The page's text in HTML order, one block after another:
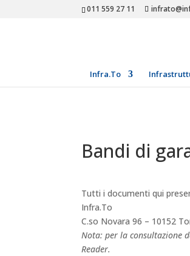
011 559 27 11
Infra.To
Bandi di
Tutti i documenti qui
Infra.To
C.so Novara 96 – 10152
Nota: per la consultazione
Reader.